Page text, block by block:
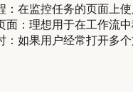
在监控任务的页面上
：理想用于在工作流中
：如果用户经常打开多